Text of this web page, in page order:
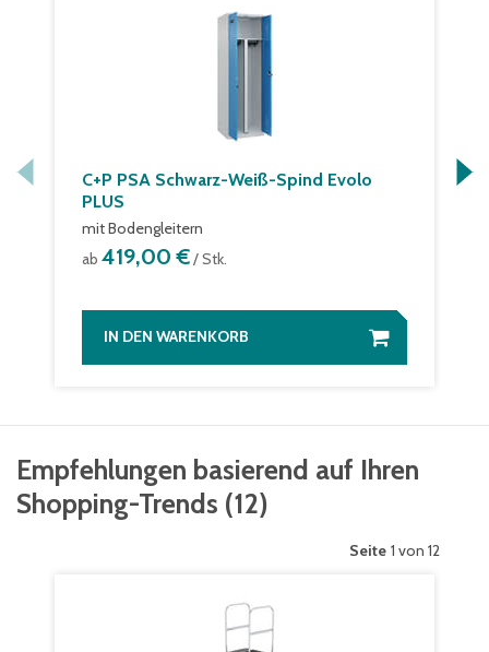
C+P PSA Schwarz-Weiß-Spind Evolo
PLUS
mit Bodengleitern
ab 419,00 €/ Stk.
IN DEN WARENKORB
Empfehlungen basierend auf Ihren
Shopping-Trends (12)
Seite 1 von 12